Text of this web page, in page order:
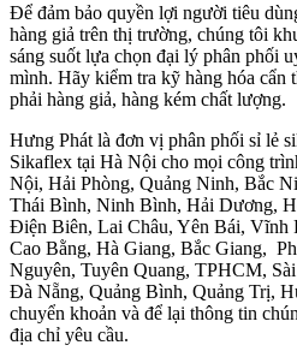
Để đảm bảo quyền lợi người tiêu
hàng giả trên thị trường, chúng tôi
sáng suốt lựa chọn đại lý phân phối
mình. Hãy kiểm tra kỹ hàng hóa cẩn
phải hàng giả, hàng kém chất lượng.
Hưng Phát là đơn vị phân phối sỉ lẻ
Sikaflex tại Hà Nội cho mọi công
Nội, Hải Phòng, Quảng Ninh, Bắc
Thái Bình, Ninh Bình, Hải Dương,
Điện Biên, Lai Châu, Yên Bái, Vĩnh
Cao Bằng, Hà Giang, Bắc Giang,
Nguyên, Tuyên Quang, TPHCM,
Đà Nẵng, Quảng Bình, Quảng Trị,
chuyển khoản và để lại thông tin
địa chỉ yêu cầu.